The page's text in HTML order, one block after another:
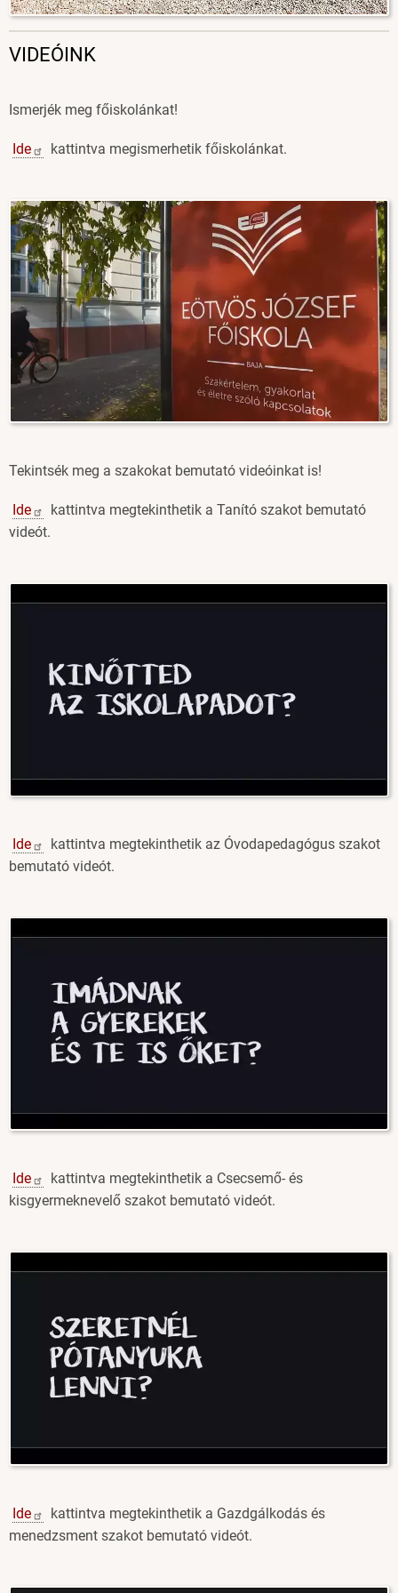
VIDEÓINK
Ismerjék meg főiskolánkat!
Ide kattintva megismerhetik főiskolánkat.
Image
Tekintsék meg a szakokat bemutató videóinkat is!
Ide
kattintva megtekinthetik a Tanító szakot bemutató
videót.
Ide
kattintva megtekinthetik az Óvodapedagógus szakot
bemutató videót.
Ide
kattintva megtekinthetik a Csecsemő- és
kisgyermeknevelő szakot bemutató videót.
Ide
kattintva megtekinthetik a Gazdgálkodás és
menedzsment szakot bemutató videót.